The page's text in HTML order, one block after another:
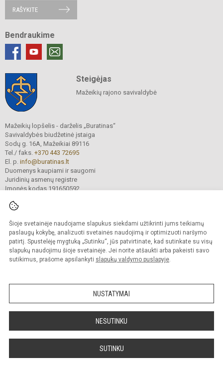
Šioje svetainėje naudojame slapukus siekdami užtikrinti jums teikiamų
paslaugų kokybę, analizuoti svetainės naudojimą ir optimizuoti naršymo
patirtį. Spustelėję mygtuką „Sutinku“, jūs patvirtinate, kad sutinkate su visų
slapukų naudojimu šioje svetainėje. Jei norite atšaukti arba pakeisti savo
sutikimus, prašome apsilankyti slapukų valdymo puslapyje.
NUSTATYMAI
NESUTINKU
SUTINKU
RAŠYKITE
Bendraukime
Steigėjas
Mažeikių rajono savivaldybė
Mažeikių lopšelis - darželis „Buratinas“
Savivaldybės biudžetinė įstaiga
Sodų g. 16A, Mažeikiai 89116
Tel./ faks. +370 443 72695
El. p. info@buratinas.lt
Duomenys kaupiami ir saugomi
Juridinių asmenų registre
Įmonės kodas 191650592
© 2024. Mažeikių lopšelis - darželis „Buratinas“. Visos teisės saugomos.
Kopijuoti turinį be raštiško įstaigos administracijos sutikimo griežtai draudžiama.
Prieinamumo paraiška Slapukų valdymas
Sumanus būdas atnaujinti